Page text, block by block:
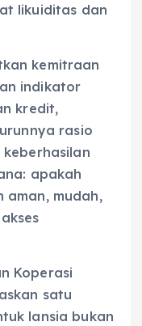
likuiditas dan
kemitraan
indikator
kredit,
rasio
apakah
aman, mudah,
Koperasi
satu
lansia bukan